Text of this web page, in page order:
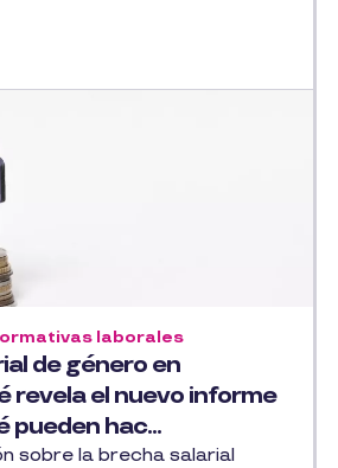
de género en
revela el nuevo informe
pueden hac...
laborales
sobre la brecha salarial